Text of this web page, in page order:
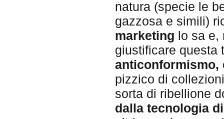
natura (specie le
gazzosa e simili)
marketing lo sa e,
giustificare questa
anticonformismo,
pizzico di
sorta di ribellione
dalla tecnologia